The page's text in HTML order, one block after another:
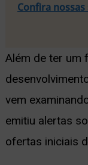
Confira
Além de ter um
vem
emitiu alertas
ofertas iniciais